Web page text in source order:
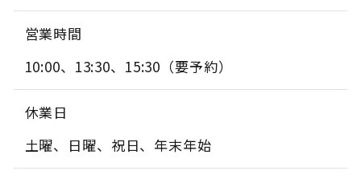
営業時間
10:00、13:30、15:30（要予約）
休業日
土曜、日曜、祝日、年末年始